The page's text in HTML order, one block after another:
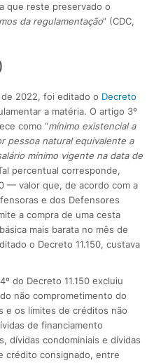
que reste preservado o
da regulamentação” (CDC,
2022, foi editado o Decreto
a matéria. O artigo 3º
como “mínimo existencial a
pessoa natural equivalente a
mínimo vigente na data de
percentual corresponde,
— valor que, de acordo com a
e dos Defensores
a compra de uma cesta
mais barata no mês de
o Decreto 11.150, custava
do Decreto 11.150 excluiu
não comprometimento do
e os limites de créditos não
de financiamento
dívidas condominiais e dívidas
crédito consignado, entre